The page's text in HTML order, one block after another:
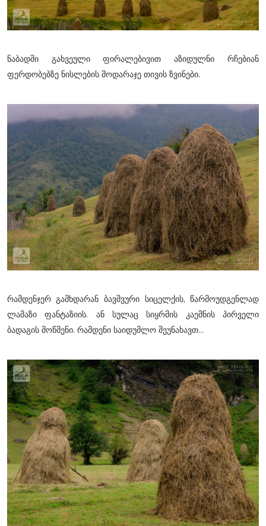
ნაბადში გახვეული ფირალებივით აზიდულნი რჩებიან
ფერდობებზე ნისლების მოდარაჯე თივის ზვინები.
რამდენჯერ გამხდარან ბავშვური სიცელქის, წარმოუდგენლად
ლამაზი ფანტაზიის. ან სულაც სიყრმის კაეშნის პირველი
ბადაგის მოწმენი. რამდენი საიდუმლო შეუნახავთ...